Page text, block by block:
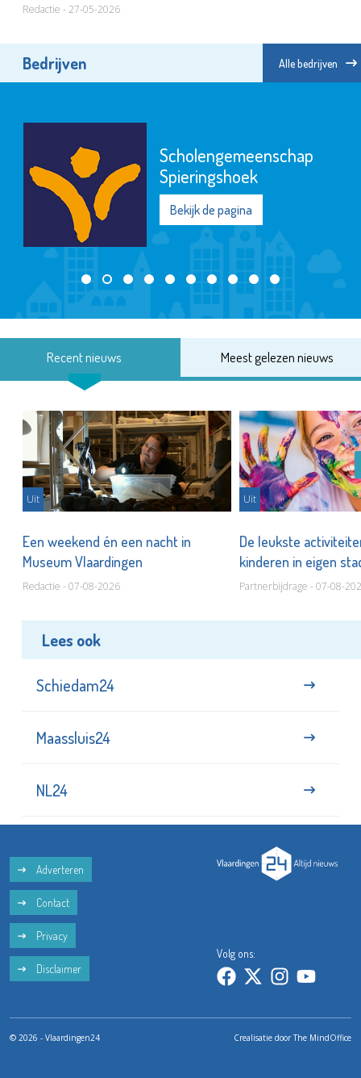
Redactie - 27-05-2026
Bedrijven Alle bedrijven
Scholengemeenschap
Spieringshoek
Bekijk de pagina
Recent nieuws Meest gelezen nieuws
Uit
Een weekend én een nacht in
Museum Vlaardingen
Redactie - 07-08-2026
Uit
De leukste
kinderen in eigen
Partnerbijdrage - 07-08-
Lees ook
Schiedam24
Maassluis24
NL24
Adverteren
Contact
Privacy
Disclaimer
Volg ons:
© 2026 - Vlaardingen24 Crealisatie doorThe MindOffice